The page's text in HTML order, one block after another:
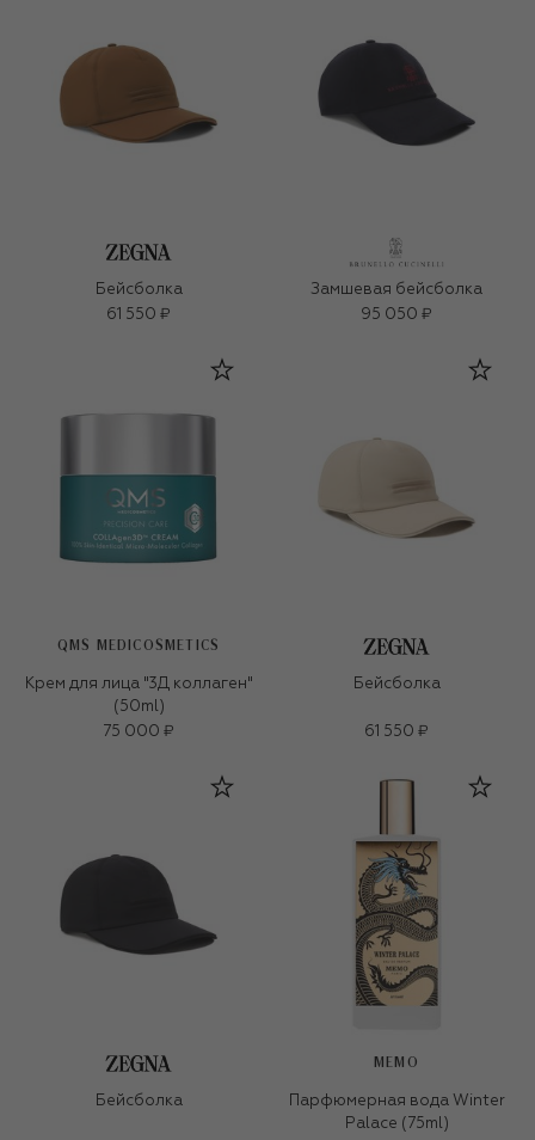
Бейсболка
61 550 ₽
Замшевая бейсболка
95 050 ₽
QMS MEDICOSMETICS
Крем для лица "3Д коллаген"
(50ml)
75 000 ₽
Бейсболка
61 550 ₽
Бейсболка
MEMO
Парфюмерная вода Winter
Palace (75ml)